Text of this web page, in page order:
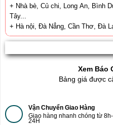
+ Nhà bè, Củ chi, Long An, Bình
Tây...
+ Hà nội, Đà Nẳng, Cần Thơ, Đà
Xem Báo
Bảng giá được
Vận Chuyển Giao Hàng
Giao hàng nhanh chóng từ 8h-
24H